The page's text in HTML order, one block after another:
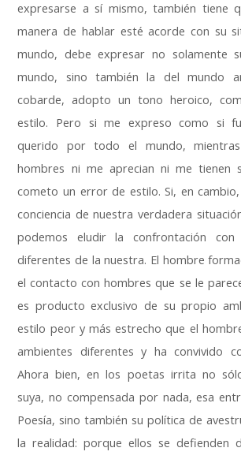
expresarse a sí mismo,también tiene
manera de hablar esté acorde con su
mundo, debe expresar no solamente
mundo, sino también la del mundo
cobarde,adopto un tono heroico,
estilo. Pero si me expreso como si
querido por todo el mundo,
hombres ni me aprecian ni me tienen
cometo un error de estilo.Si, en cambio
conciencia de nuestra verdadera
podemos eludir la confrontación con
diferentes de la nuestra. El hombre
el contacto con hombres que se le
es producto exclusivo de su propio
estilo peor y más estrecho que el
ambientes diferentes y ha convivido
Ahora bien,en los poetas irrita no
suya,no compensada por nada,esa
Poesía, sino también su política de
la realidad:porque ellos se defienden